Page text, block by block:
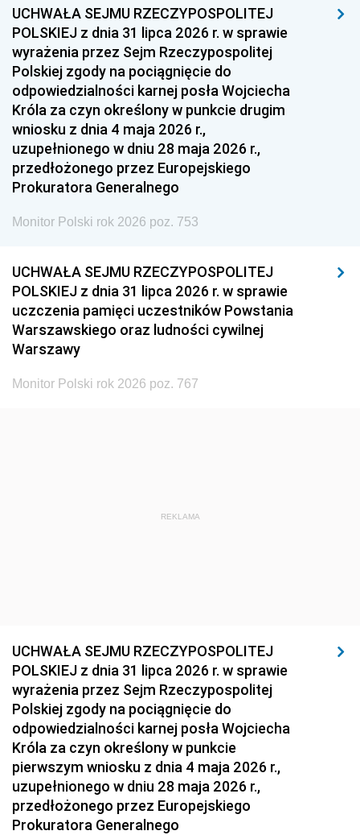
1954 1953 1952
1951 1950 1949
1948 1947
1939 1938 1937
1936 1930
UCHWAŁA SEJMU RZECZYPOSPOLITEJ
POLSKIEJ z dnia 31 lipca 2026 r. w sprawie
wyrażenia przez Sejm Rzeczypospolitej
Polskiej zgody na pociągnięcie do
odpowiedzialności karnej posła Wojciecha
Króla za czyn określony w punkcie drugim
wniosku z dnia 4 maja 2026 r.,
uzupełnionego w dniu 28 maja 2026 r.,
przedłożonego przez Europejskiego
Prokuratora Generalnego
Monitor Polski rok 2026 poz. 753
UCHWAŁA SEJMU RZECZYPOSPOLITEJ
POLSKIEJ z dnia 31 lipca 2026 r. w sprawie
uczczenia pamięci uczestników Powstania
Warszawskiego oraz ludności cywilnej
Warszawy
Monitor Polski rok 2026 poz. 767
REKLAMA
UCHWAŁA SEJMU RZECZYPOSPOLITEJ
POLSKIEJ z dnia 31 lipca 2026 r. w sprawie
wyrażenia przez Sejm Rzeczypospolitej
Polskiej zgody na pociągnięcie do
odpowiedzialności karnej posła Wojciecha
Króla za czyn określony w punkcie
pierwszym wniosku z dnia 4 maja 2026 r.,
uzupełnionego w dniu 28 maja 2026 r.,
przedłożonego przez Europejskiego
Prokuratora Generalnego